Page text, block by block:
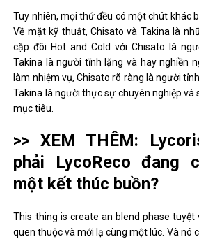
Tuy nhiên, mọi thứ đều có một chút khác
Về mặt kỹ thuật, Chisato và Takina là
cặp đôi Hot and Cold với Chisato là
Takina là người tĩnh lặng và hay nghiền
làm nhiệm vụ, Chisato rõ ràng là người
Takina là người thực sự chuyên nghiệp và
mục tiêu.
>> XEM THÊM:
phải LycoReco đang
một kết thúc buồn?
This thing is create an blend phase
quen thuộc và mới lạ cùng một lúc. Và nó